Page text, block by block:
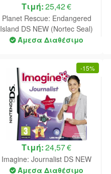
Τιμή:25,42 €
Planet Rescue: Endangered
Island DS NEW (Nortec Seal)
Άμεσα Διαθέσιμο
-15%
Τιμή:24,57 €
Imagine: Journalist DS NEW
Άμεσα Διαθέσιμο